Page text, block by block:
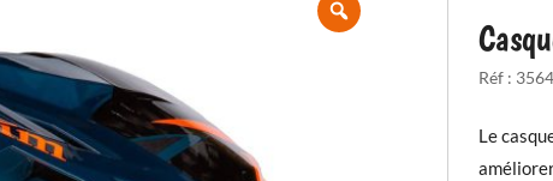
Réf :
Le